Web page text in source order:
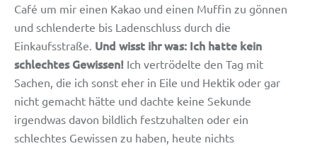
Café um mir einen Kakao und einen Muffin zu gönnen
und schlenderte bis Ladenschluss durch die
Einkaufsstraße. Und wisst ihr was: Ich hatte kein
schlechtes Gewissen! Ich vertrödelte den Tag mit
Sachen, die ich sonst eher in Eile und Hektik oder gar
nicht gemacht hätte und dachte keine Sekunde
irgendwas davon bildlich festzuhalten oder ein
schlechtes Gewissen zu haben, heute nichts